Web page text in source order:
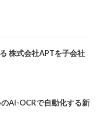
株式会社APTを子会社
AI-OCRで自動化する新